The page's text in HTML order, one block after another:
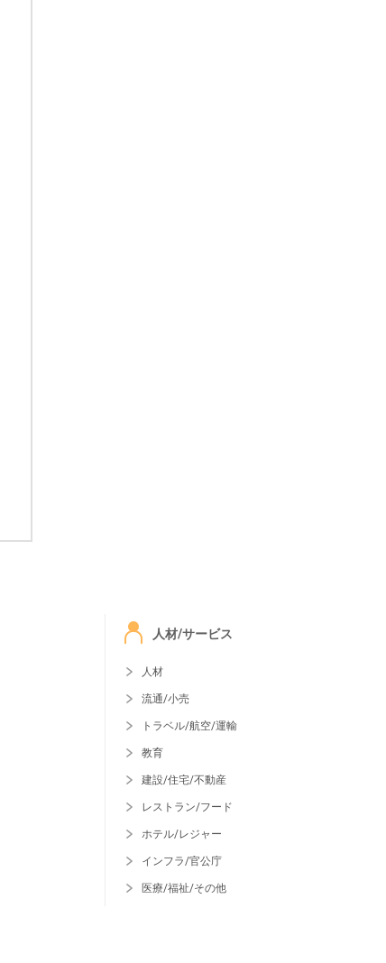
人材/サービス
人材
流通/小売
トラベル/航空/運輸
教育
建設/住宅/不動産
レストラン/フード
ホテル/レジャー
インフラ/官公庁
医療/福祉/その他